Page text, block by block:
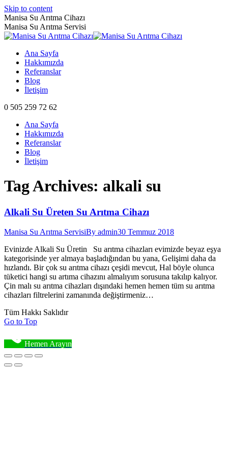
Skip to content
Manisa Su Arıtma Cihazı
Manisa Su Arıtma Servisi
Ana Sayfa
Hakkımızda
Referanslar
Blog
İletişim
0 505 259 72 62
Ana Sayfa
Hakkımızda
Referanslar
Blog
İletişim
Tag Archives: alkali su
Alkali Su Üreten Su Arıtma Cihazı
Manisa Su Arıtma ServisiBy admin30 Temmuz 2018
Evinizde Alkali Su Üretin Su arıtma cihazları evimizde beyaz eşya
kategorisinde yer almaya başladığından bu yana, Gelişimi daha da
hızlandı. Bir çok su arıtma cihazı çeşidi mevcut, Hal böyle olunca
tüketici hangi su artıma cihazını almalıyım sorusuna takılıp kalıyor.
Çin malı su arıtma cihazları dışındaki hemen hemen tüm su arıtma
cihazları filtrelerini zamanında değiştirmeniz…
Tüm Hakkı Saklıdır
Go to Top
Hemen Arayın